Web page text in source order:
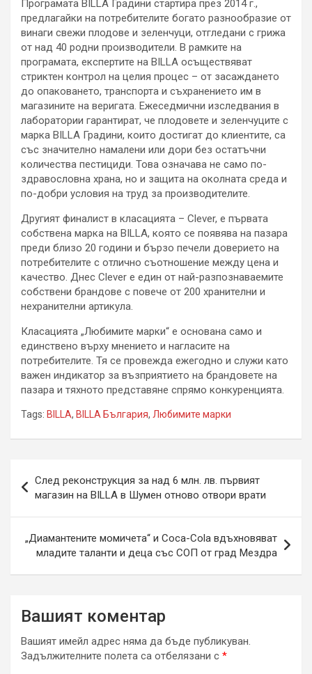
Програмата BILLA Градини стартира през 2014 г.,
предлагайки на потребителите богато разнообразие от
винаги свежи плодове и зеленчуци, отгледани с грижа
от над 40 родни производители. В рамките на
програмата, експертите на BILLA осъществяват
стриктен контрол на целия процес – от засаждането
до опаковането, транспорта и съхранението им в
магазините на веригата. Ежеседмични изследвания в
лаборатории гарантират, че плодовете и зеленчуците с
марка BILLA Градини, които достигат до клиентите, са
със значително намалени или дори без остатъчни
количества пестициди. Това означава не само по-
здравословна храна, но и защита на околната среда и
по-добри условия на труд за производителите.
Другият финалист в класацията – Clever, е първата
собствена марка на BILLA, която се появява на пазара
преди близо 20 години и бързо печели доверието на
потребителите с отлично съотношение между цена и
качество. Днес Clever е един от най-разпознаваемите
собствени брандове с повече от 200 хранителни и
нехранителни артикула.
Класацията „Любимите марки“ е основана само и
единствено върху мнението и нагласите на
потребителите. Тя се провежда ежегодно и служи като
важен индикатор за възприятието на брандовете на
пазара и тяхното представяне спрямо конкуренцията.
Tags: BILLA, BILLA България, Любимите марки
След реконструкция за над 6 млн. лв. първият
магазин на BILLA в Шумен отново отвори врати
„Диамантените момичета“ и Coca-Cola вдъхновяват
младите таланти и деца със СОП от град Мездра
Вашият коментар
Вашият имейл адрес няма да бъде публикуван.
Задължителните полета са отбелязани с *